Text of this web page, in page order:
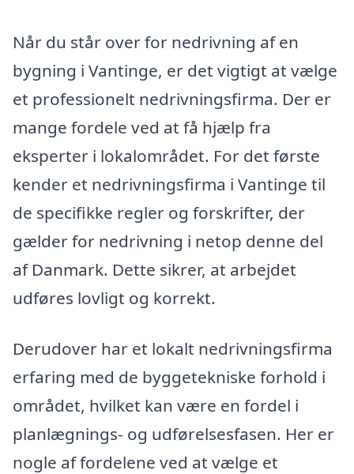
Når du står over for nedrivning af en
bygning i Vantinge, er det vigtigt at vælge
et professionelt nedrivningsfirma. Der er
mange fordele ved at få hjælp fra
eksperter i lokalområdet. For det første
kender et nedrivningsfirma i Vantinge til
de specifikke regler og forskrifter, der
gælder for nedrivning i netop denne del
af Danmark. Dette sikrer, at arbejdet
udføres lovligt og korrekt.
Derudover har et lokalt nedrivningsfirma
erfaring med de byggetekniske forhold i
området, hvilket kan være en fordel i
planlægnings- og udførelsesfasen. Her er
nogle af fordelene ved at vælge et